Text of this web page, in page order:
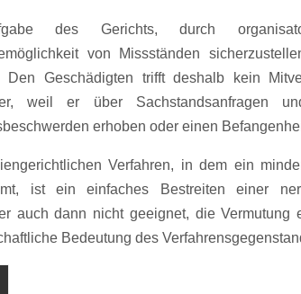
des Gerichts, durch
von Missständen
Den Geschädigten trifft deshalb kein
weil er über Sachstandsanfragen
erhoben oder einen
Verfahren, in dem ein
ist ein einfaches Bestreiten einer
auch dann nicht geeignet, die
Bedeutung des